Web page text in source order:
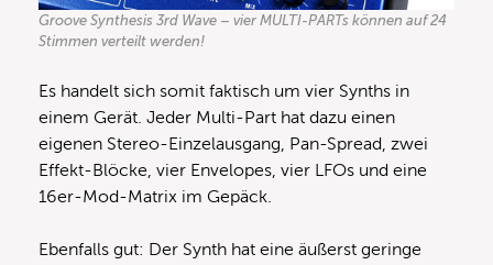
Groove Synthesis 3rd Wave – vier MULTI-PARTs können auf 24
Stimmen verteilt werden!
Es handelt sich somit faktisch um vier Synths in
einem Gerät. Jeder Multi-Part hat dazu einen
eigenen Stereo-Einzelausgang, Pan-Spread, zwei
Effekt-Blöcke, vier Envelopes, vier LFOs und eine
16er-Mod-Matrix im Gepäck.
Ebenfalls gut: Der Synth hat eine äußerst geringe